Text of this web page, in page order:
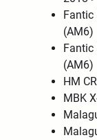
Fantic
(AM6)
Fantic
(AM6)
HM
MBK